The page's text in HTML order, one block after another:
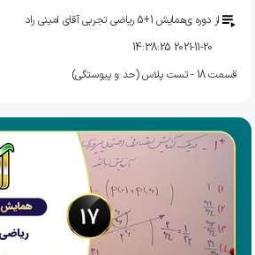
از دوره یهمایش 1+5 ریاضی تجربی آقای امینی راد
2021-11-20 14:38:25
قسمت 18 - تست پلاس (حد و پیوستگی)